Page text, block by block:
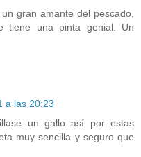
gran amante del pescado,
tiene una pinta genial. Un
a las 20:23
un gallo así por estas
muy sencilla y seguro que